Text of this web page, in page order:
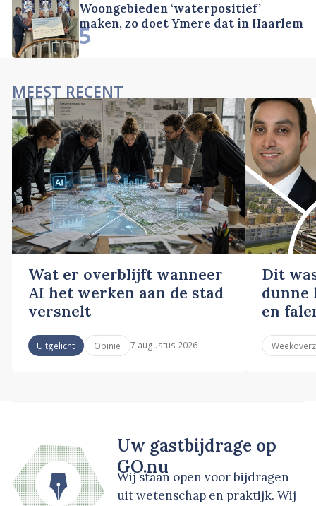
Woongebieden ‘waterpositief’
maken, zo doet Ymere dat in Haarlem
5
MEEST RECENT
Wat er overblijft wanneer
AI het werken aan de stad
versnelt
Uitgelicht Opinie 7 augustus 2026
Dit
dunne
en
Uw gastbijdrage op
GO.nu
Wij staan open voor bijdragen
uit wetenschap en praktijk. Wij